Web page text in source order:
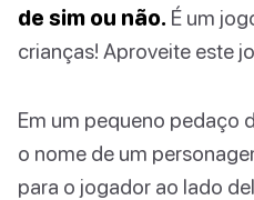
de sim ou não. É um
crianças! Aproveite este
Em um pequeno pedaço
o nome de um
para o jogador ao lado